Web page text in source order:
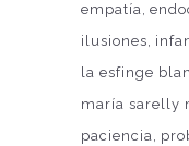
empatía
ilusiones
la esfinge
maría sarelly
paciencia